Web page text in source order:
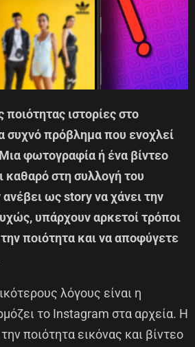
ιστορίες στο
συχνό πρόβλημα που ενοχλεί
φωτογραφία ή ένα βίντεο
καθαρό στη συλλογή του
ανέβει ως story να χάνει την
υπάρχουν αρκετοί τρόποι
ποιότητα και να αποφύγετε
λόγους είναι η
το Instagram στα αρχεία. Η
ποιότητα εικόνας και βίντεο